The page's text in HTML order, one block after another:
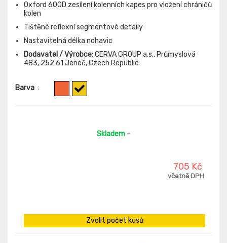
Oxford 600D zesílení kolenních kapes pro vložení chráničů
kolen
Tištěné reflexní segmentové detaily
Nastavitelná délka nohavic
Dodavatel / Výrobce:CERVA GROUP a.s., Průmyslová
483, 252 61 Jeneč, Czech Republic
Barva :
Skladem -
705 Kč
včetně DPH
Zvolit počet kusů